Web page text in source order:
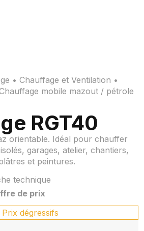
•Chauffage et Ventilation •
mobile mazout / pétrole
RGT40
orientable. Idéal pour chauffer
garages, atelier, chantiers,
et peintures.
technique
de prix
Prix dégressifs